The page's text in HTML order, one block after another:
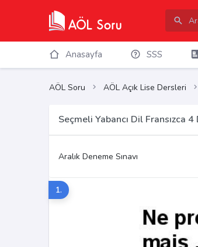
Anasayfa SSS
AÖL Soru AÖL Açık Lise Dersleri
Seçmeli Yabancı Dil Fransızca
Aralık Deneme Sınavı
1.